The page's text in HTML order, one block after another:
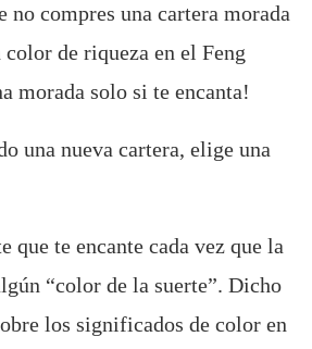
no compres una cartera morada
de riqueza en el Feng
morada solo si te encanta!
una nueva cartera, elige una
que te encante cada vez que la
“color de la suerte”. Dicho
los significados de color en